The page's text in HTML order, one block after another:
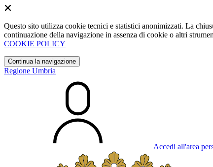
Questo sito utilizza cookie tecnici e statistici anonimizzati. La
continuazione della navigazione in assenza di cookie o altri
COOKIE POLICY
Continua la navigazione
Regione Umbria
Accedi all'area